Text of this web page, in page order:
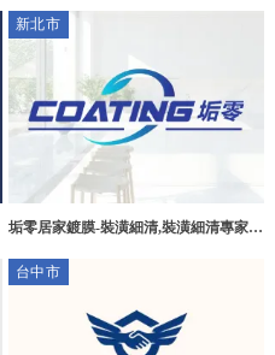
新北市
垢零居家鍍膜-裝潢細清,裝潢細清專家,
潢細清,中和居家清潔,中和清潔公司
台中市